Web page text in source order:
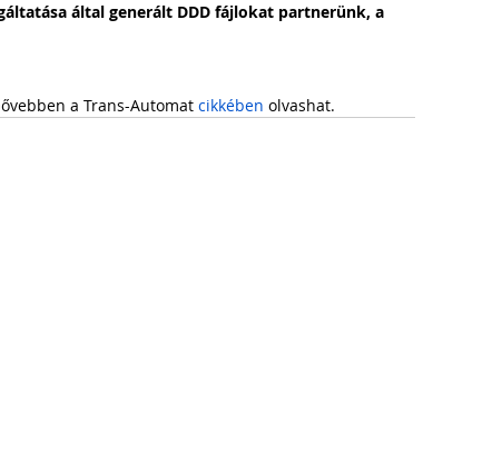
által generált DDD fájlokat partnerünk, a
a Trans-Automat cikkében olvashat.